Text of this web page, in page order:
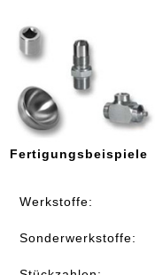
Fertigungsbeispiele
Werkstoffe:
Sonderwerkstoffe: